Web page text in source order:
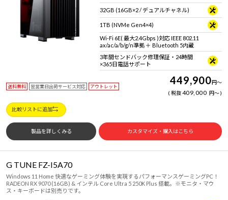
32GB (16GB×2 / デュアルチャネル)
1TB (NVMe Gen4×4)
Wi-Fi 6E( 最大2.4Gbps )対応 IEEE 802.11
ax/ac/a/b/g/n準拠 ＋ Bluetooth 5内蔵
3年間センドバック修理保証・24時間
×365日電話サポート
送料無料 翌営業日出荷サービス対応 アウトレット 449,900円～
税抜409,000 円～
比較リストに追加
製品を詳しくみる カスタマイズ・購入はこちら
G TUNE FZ-I5A70
Windows 11 Home 快適なゲーミング体験を実現するパフォーマンスゲーミングPC！
RADEON RX 9070 (16GB) & インテル Core Ultra 5 250K Plus 搭載。※モニタ・マウ
ス・キーボードは別売りです。